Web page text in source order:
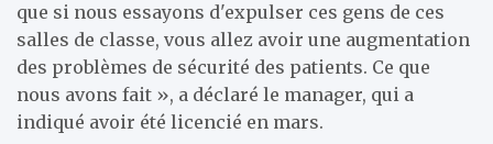
que si nous essayons d'expulser ces gens de ces
salles de classe, vous allez avoir une augmentation
des problèmes de sécurité des patients. Ce que
nous avons fait », a déclaré le manager, qui a
indiqué avoir été licencié en mars.